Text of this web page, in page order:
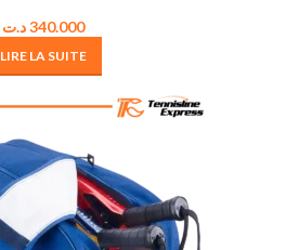
340.000د.ت
LIRE LA SUITE